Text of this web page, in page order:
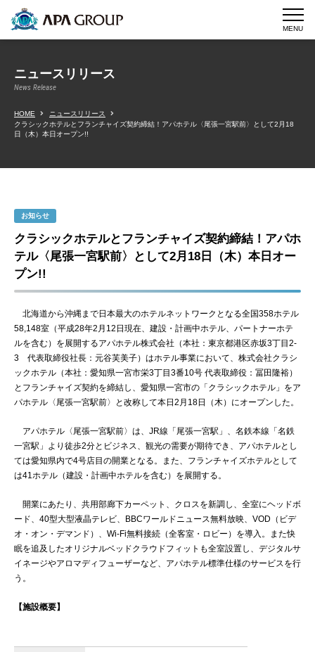
MENU
ニュースリリース
News Release
HOME
ニュースリリース
クラシックホテルとフランチャイズ契約締結！アパホテル〈尾張一宮駅前〉として2月18
日（木）本日オープン!!
お知らせ
クラシックホテルとフランチャイズ契約締結！アパホ
テル〈尾張一宮駅前〉として2月18日（木）本日オー
プン!!
北海道から沖縄まで日本最大のホテルネットワークとなる全国358ホテル
58,148室（平成28年2月12日現在、建設・計画中ホテル、パートナーホテ
ルを含む）を展開するアパホテル株式会社（本社：東京都港区赤坂3丁目2-
3 代表取締役社長：元谷芙美子）はホテル事業において、株式会社クラシ
ックホテル（本社：愛知県一宮市栄3丁目3番10号 代表取締役：冨田隆裕）
とフランチャイズ契約を締結し、愛知県一宮市の「クラシックホテル」をア
パホテル〈尾張一宮駅前〉と改称して本日2月18日（木）にオープンした。
アパホテル〈尾張一宮駅前〉は、JR線「尾張一宮駅」、名鉄本線「名鉄
一宮駅」より徒歩2分とビジネス、観光の需要が期待でき、アパホテルとし
ては愛知県内で4号店目の開業となる。また、フランチャイズホテルとして
は41ホテル（建設・計画中ホテルを含む）を展開する。
開業にあたり、共用部廊下カーペット、クロスを新調し、全室にヘッドボ
ード、40型大型液晶テレビ、BBCワールドニュース無料放映、VOD（ビデ
オ・オン・デマンド）、Wi-Fi無料接続（全客室・ロビー）を導入。また快
眠を追及したオリジナルベッドクラウドフィットも全室設置し、デジタルサ
イネージやアロマディフューザーなど、アパホテル標準仕様のサービスを行
う。
【施設概要】